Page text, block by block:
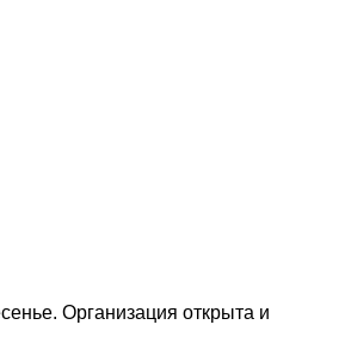
Организация открыта и